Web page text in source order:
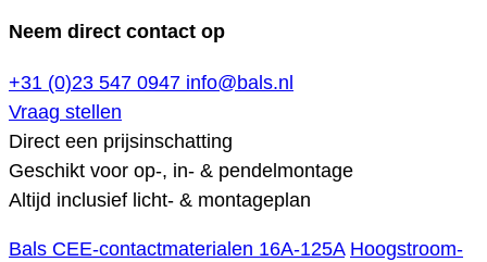
Neem direct contact op
+31 (0)23 547 0947 info@bals.nl
Vraag stellen
Direct een prijsinschatting
Geschikt voor op-, in- & pendelmontage
Altijd inclusief licht- & montageplan
Bals CEE-contactmaterialen 16A-125A Hoogstroom-